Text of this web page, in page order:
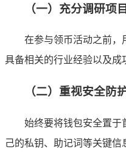
（一）充分调研项目
在参与领币活动之前，
具备相关的行业经验以及成
（二）重视安全防
始终要将钱包安全置于
己的私钥、助记词等关键信